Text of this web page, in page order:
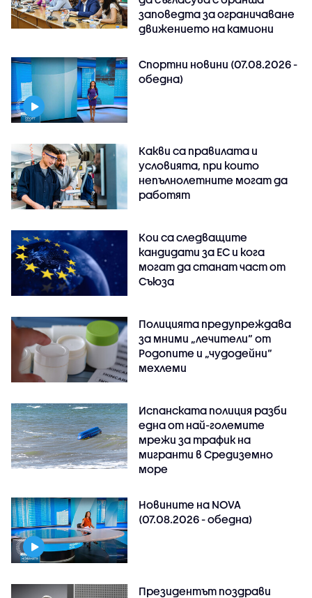
заповедта за ограничаване
движението на камиони
Спортни новини (07.08.2026 -
обедна)
Какви са правилата и
условията, при които
непълнолетните могат да
работят
Кои са следващите
кандидати за ЕС и кога
могат да станат част от
Съюза
Полицията предупреждава
за мними „лечители“ от
Родопите и „чудодейни“
мехлеми
Испанската полиция разби
една от най-големите
мрежи за трафик на
мигранти в Средиземно
море
Новините на NOVA
(07.08.2026 - обедна)
Президентът поздрави